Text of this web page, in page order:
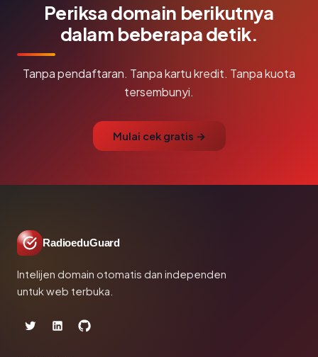
Periksa domain berikutnya
dalam beberapa detik.
Tanpa pendaftaran. Tanpa kartu kredit. Tanpa kuota
tersembunyi.
Mulai cek gratis →
RadioeduGuard
Intelijen domain otomatis dan independen
untuk web terbuka.